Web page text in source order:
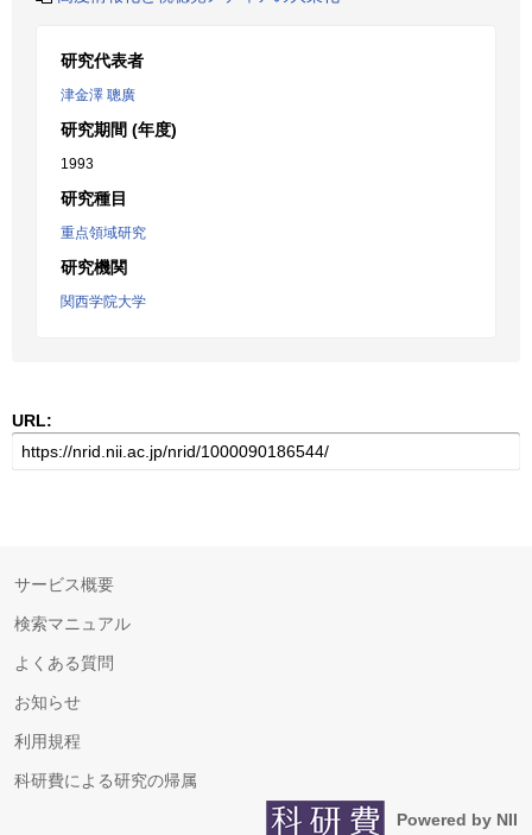
研究代表者
津金澤 聰廣
研究期間 (年度)
1993
研究種目
重点領域研究
研究機関
関西学院大学
URL:
サービス概要
検索マニュアル
よくある質問
お知らせ
利用規程
科研費による研究の帰属
Powered by NII